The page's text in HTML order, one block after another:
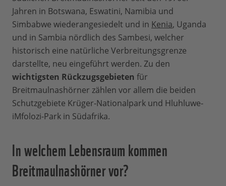
Jahren in Botswana, Eswatini, Namibia und
Simbabwe wiederangesiedelt und in Kenia, Uganda
und in Sambia nördlich des Sambesi, welcher
historisch eine natürliche Verbreitungsgrenze
darstellte, neu eingeführt werden. Zu den
wichtigsten Rückzugsgebieten für
Breitmaulnashörner zählen vor allem die beiden
Schutzgebiete Krüger-Nationalpark und Hluhluwe-
iMfolozi-Park in Südafrika.
In welchem Lebensraum kommen
Breitmaulnashörner vor?